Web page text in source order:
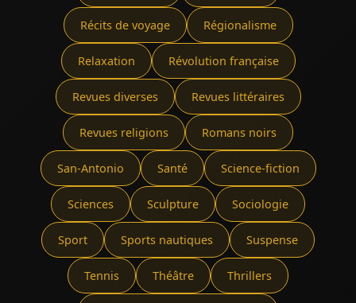
Récits de voyage Régionalisme
Relaxation Révolution française
Revues diverses Revues littéraires
Revues religions Romans noirs
San-Antonio Santé Science-fiction
Sciences Sculpture Sociologie
Sport Sports nautiques Suspense
Tennis Théâtre Thrillers